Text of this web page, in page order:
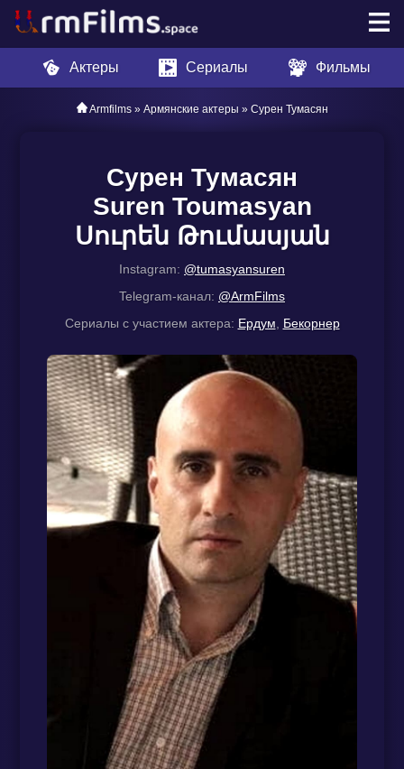
Актеры Сериалы Фильмы
Armfilms » Армянские актеры » Сурен Тумасян
Сурен Тумасян
Suren Toumasyan
Սուրեն Թումասյան
Instagram: @tumasyansuren
Telegram-канал: @ArmFilms
Сериалы с участием актера: Ердум Бекорнер